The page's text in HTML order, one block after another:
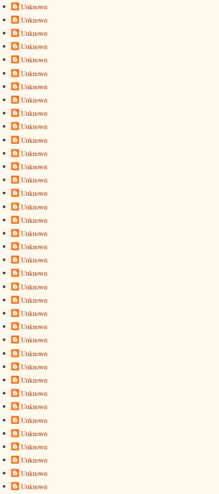
Unknown
Unknown
Unknown
Unknown
Unknown
Unknown
Unknown
Unknown
Unknown
Unknown
Unknown
Unknown
Unknown
Unknown
Unknown
Unknown
Unknown
Unknown
Unknown
Unknown
Unknown
Unknown
Unknown
Unknown
Unknown
Unknown
Unknown
Unknown
Unknown
Unknown
Unknown
Unknown
Unknown
Unknown
Unknown
Unknown
Unknown